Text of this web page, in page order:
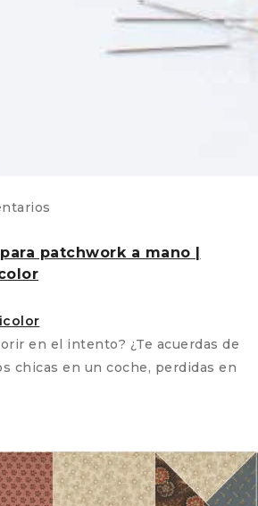
patchwork a mano |
en el intento? ¿Te acuerdas de
chicas en un coche, perdidas en